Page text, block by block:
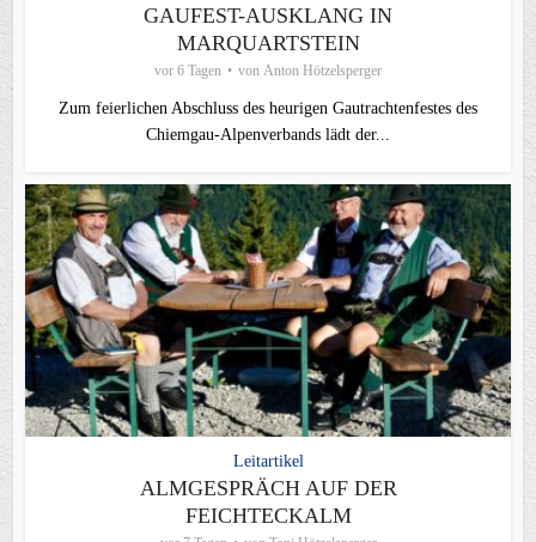
GAUFEST-AUSKLANG IN
MARQUARTSTEIN
vor 6 Tagen von Anton Hötzelsperger
Zum feierlichen Abschluss des heurigen Gautrachtenfestes des
Chiemgau‑Alpenverbands lädt der...
Leitartikel
ALMGESPRÄCH AUF DER
FEICHTECKALM